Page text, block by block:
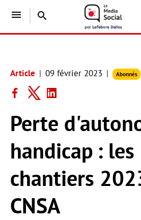
menu search
Article 09 février 2023 Abonnés
Perte
handicap : les
chantiers
CNSA